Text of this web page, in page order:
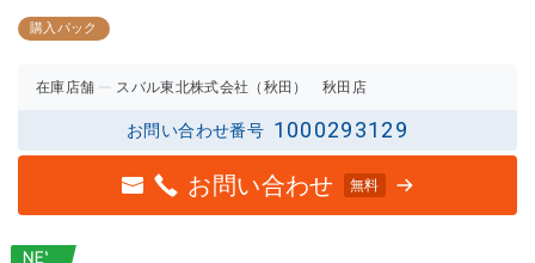
購入パック
在庫店舗 スバル東北株式会社（秋田） 秋田店
お問い合わせ番号 1000293129
お問い合わせ 無料